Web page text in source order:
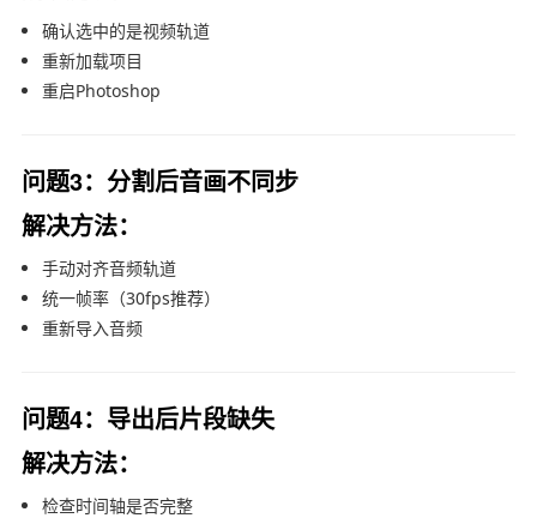
确认选中的是视频轨道
重新加载项目
重启Photoshop
问题3：分割后音画不同步
解决方法：
手动对齐音频轨道
统一帧率（30fps推荐）
重新导入音频
问题4：导出后片段缺失
解决方法：
检查时间轴是否完整